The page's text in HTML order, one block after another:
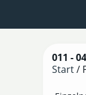
011 -
Start/